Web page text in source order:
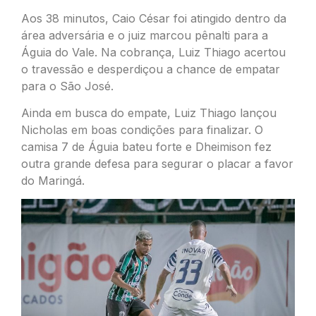
Aos 38 minutos, Caio César foi atingido dentro da
área adversária e o juiz marcou pênalti para a
Águia do Vale. Na cobrança, Luiz Thiago acertou
o travessão e desperdiçou a chance de empatar
para o São José.
Ainda em busca do empate, Luiz Thiago lançou
Nicholas em boas condições para finalizar. O
camisa 7 de Águia bateu forte e Dheimison fez
outra grande defesa para segurar o placar a favor
do Maringá.